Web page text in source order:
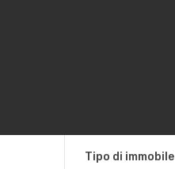
Tipo di immobile